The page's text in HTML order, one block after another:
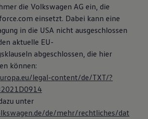
die Volkswagen AG ein, die
einsetzt. Dabei kann eine
in die USA nicht ausgeschlossen
aktuelle EU-
abgeschlossen, die hier
können:
legal-content/de/TXT/?
unter
de/mehr/rechtliches/dat